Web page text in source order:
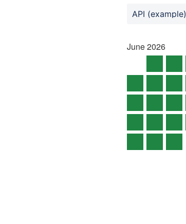
API (example)
June2026